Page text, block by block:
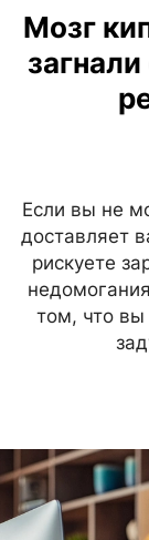
Мозг
Если вы не
доставляет
рискуете
том, что вы